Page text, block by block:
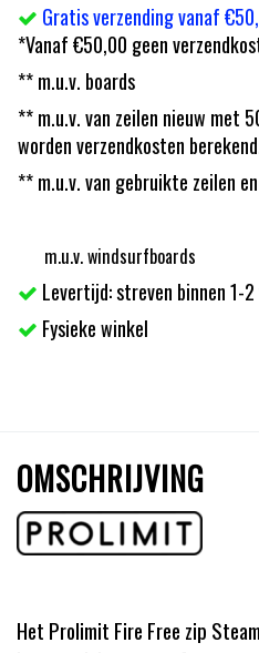
Gratis verzending vanaf
*Vanaf €50,00 geen
** m.u.v. boards
** m.u.v. van zeilen nieuw met
worden verzendkosten
** m.u.v. van gebruikte zeilen
m.u.v. windsurfboards
Levertijd: streven binnen 1-
Fysieke winkel
OMSCHRIJVING
Het Prolimit Fire Free zip